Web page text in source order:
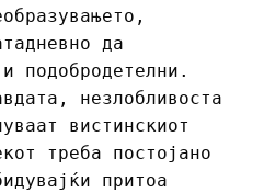
да
подобродетелни.
незлобливоста
вистинскиот
треба постојано
притоа